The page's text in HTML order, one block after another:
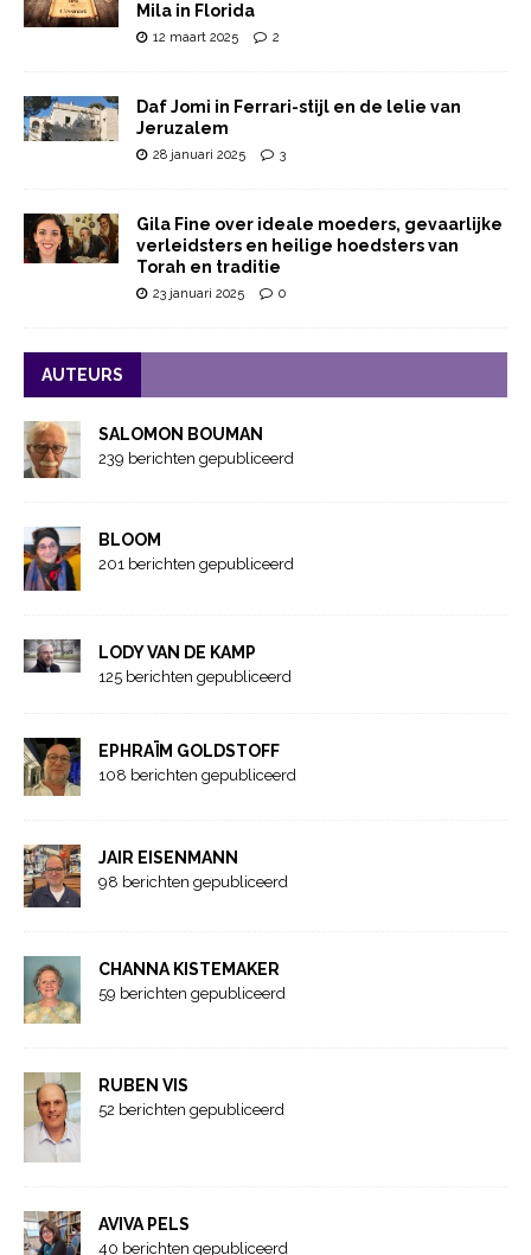
Mila in Florida
12 maart 2025 2
Daf Jomi in Ferrari-stijl en de lelie van
Jeruzalem
28 januari 2025 3
Gila Fine over ideale moeders, gevaarlijke
verleidsters en heilige hoedsters van
Torah en traditie
23 januari 2025 0
AUTEURS
SALOMON BOUMAN
239 berichten gepubliceerd
BLOOM
201 berichten gepubliceerd
LODY VAN DE KAMP
125 berichten gepubliceerd
EPHRAÏM GOLDSTOFF
108 berichten gepubliceerd
JAIR EISENMANN
98 berichten gepubliceerd
CHANNA KISTEMAKER
59 berichten gepubliceerd
RUBEN VIS
52 berichten gepubliceerd
AVIVA PELS
40 berichten gepubliceerd